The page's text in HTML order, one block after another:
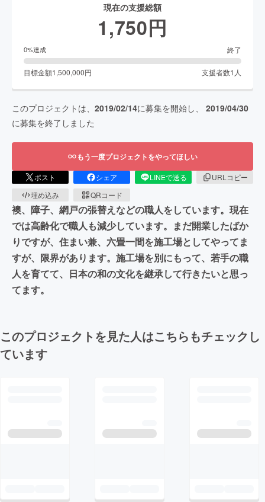
現在の支援総額
1,750円
0%達成 終了
目標金額1,500,000円 支援者数1 人
このプロジェクトは、 2019/02/14に募集を開始し、 2019/04/30
に募集を終了しました
もう一度プロジェクトをやってほしい
ポスト シェア LINEで送る
URLコピー
埋め込み
QRコード
襖、障子、網戸の張替えなどの職人をしています。現在
では高齢化で職人も減少しています。まだ開業したばか
りですが、住まい兼、六畳一間を施工場としてやってま
すが、限界があります。施工場を別にもって、若手の職
人を育てて、日本の和の文化を継承して行きたいと思っ
てます。
このプロジェクトを見た人はこちらもチェックし
ています